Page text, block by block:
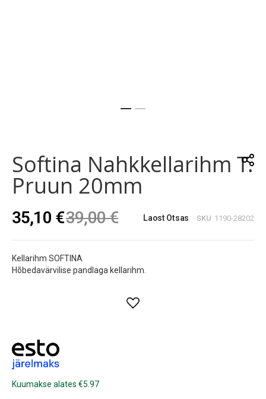
beginning
of
the
images
Softina Nahkkellarihm T.
Pruun 20mm
35,10 €39,00 € Laost Otsas SKU 1190-28202
Kellarihm SOFTINA
Hõbedavärvilise pandlaga kellarihm.
Kuumakse alates €5.97